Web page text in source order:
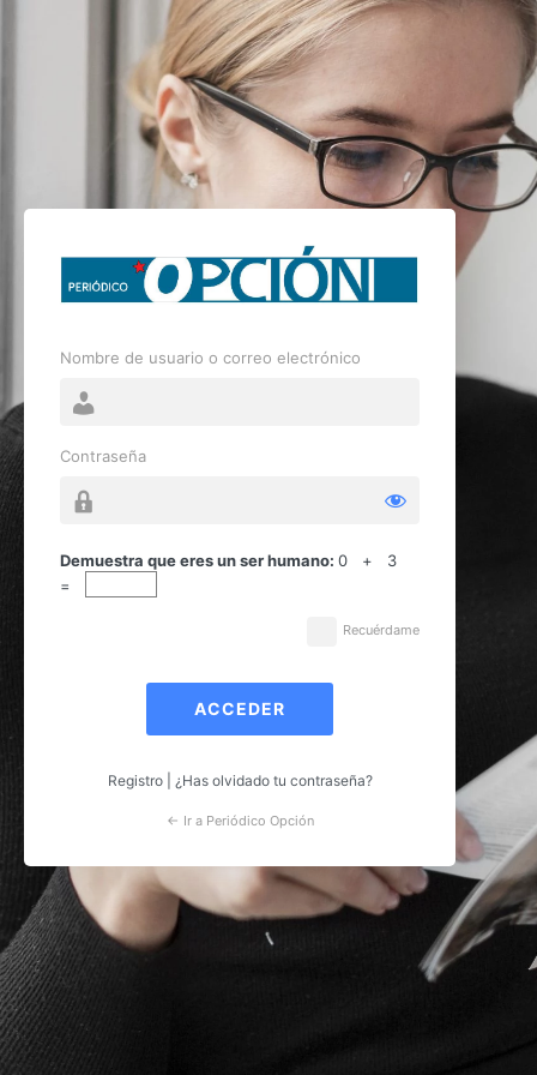
Acceder
Nombre de usuario o correo electrónico
Contraseña
Demuestra que eres un ser humano: 0 + 3
=
Recuérdame
Registro| ¿Has olvidado tu contraseña?
← Ir a Periódico Opción